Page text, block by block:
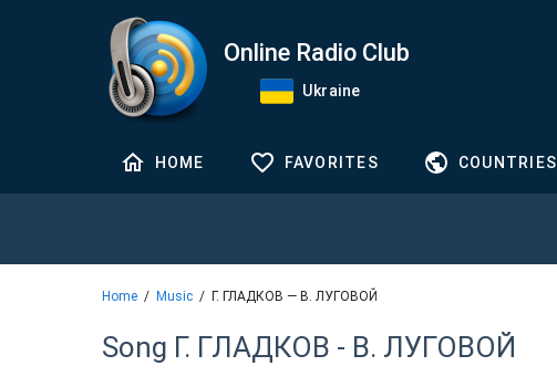
Online Radio Club
Ukraine
HOME FAVORITES COUNTRIES
Home Music Г. ГЛАДКОВ — В. ЛУГОВОЙ
Song Г. ГЛАДКОВ - В. ЛУГОВОЙ